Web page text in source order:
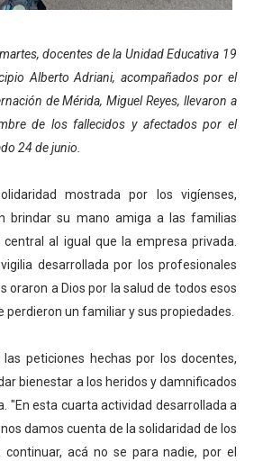
éxito el taller vacacional de
celebra la Semana Mundial de la
Ríe 2026" brinda
a diversos clubes deportivos
el autogobierno en Mérida con
espacios del OAN para la
docentes de la Unidad Educativa 19
Alberto Adriani, acompañados por el
de Mérida, Miguel Reyes, llevaron a
de los fallecidos y afectados por el
24 de junio.
mostrada por los vigíenses,
brindar su mano amiga a las familias
al igual que la empresa privada.
desarrollada por los profesionales
oraron a Dios por la salud de todos esos
perdieron un familiar y sus propiedades.
las peticiones hechas por los docentes,
bienestar a los heridos y damnificados
"En esta cuarta actividad desarrollada a
damos cuenta de la solidaridad de los
continuar, acá no se para nadie, por el